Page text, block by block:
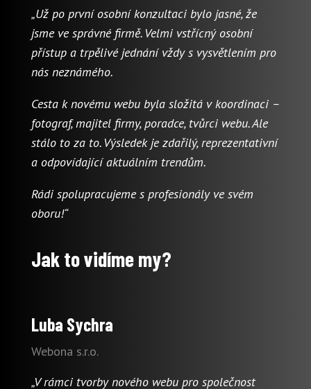
„Už po první osobní konzultaci bylo jasné, že
jsme ve správné firmě. Velmi vstřícný osobní
přístup a trpělivé jednání vždy s vysvětlením pro
nás neznámého.
Cesta k novému webu byla složitá v koordinaci –
fotograf, majitel firmy, poradce, tvůrci webu. Ale
stálo to za to. Výsledek je zdařilý, reprezentativní
a odpovídající aktuálním trendům.
Rádi spolupracujeme s profesionály ve svém
oboru!“
Jak to vidíme my?
Luba Sychra
Webona s.r.o.
„V rámci tvorby nového webu pro společnost